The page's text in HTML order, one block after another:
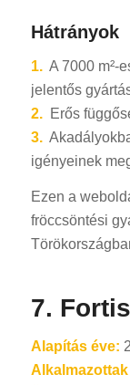
Hátrányok
1.A 7000 m²-
jelentős
2.Erős
3.
igényeinek
Ezen a
fröccsöntési
7.
Alapítás éve:
Alkalmazottak
RO
ES_MX